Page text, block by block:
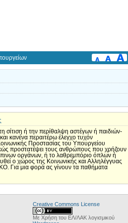
ή την περίθαλψη αστέγων ή παιδιών-
κανένα περαιτέρω έλεγχο τυχόν
Προστασίας του Υπουργείου
προστατέψει τους ανθρώπους που χρήζουν
οργάνων, ή το λαθρεμπόριο όπλων ή
ο χώρος της Κοινωνικής και Αλληλέγγυας
Για μια φορά ας γίνουν τα παθήματα
Creative Commons License
Με Χρήση του ΕΛ/ΛΑΚ λογισμικού